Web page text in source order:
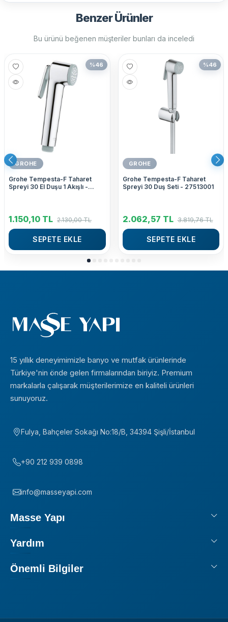
Benzer Ürünler
Bu ürünü beğenen müşteriler bunları da inceledi
%46
GROHE
Grohe Tempesta-F Taharet
Spreyi 30 El Duşu 1 Akışlı -
1.150,10 TL 2.130,00TL
SEPETE EKLE
%46
GROHE
Grohe Tempesta-F Taharet
Spreyi 30 Duş Seti - 27513001
2.062,57 TL 3.819,76TL
SEPETE EKLE
15 yıllık deneyimimizle banyo ve mutfak ürünlerinde
Türkiye'nin önde gelen firmalarından biriyiz. Premium
markalarla çalışarak müşterilerimize en kaliteli ürünleri
sunuyoruz.
Fulya, Bahçeler Sokağı No:18/B, 34394 Şişli/İstanbul
+90 212 939 0898
info@masseyapi.com
Masse Yapı
Yardım
Önemli Bilgiler